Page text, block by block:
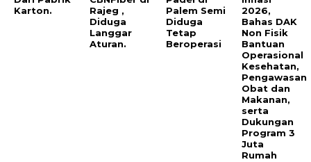
Karton.
Rajeg ,
Diduga
Langgar
Aturan.
Palem Semi
Diduga
Tetap
Beroperasi
2026,
Bahas DAK
Non Fisik
Bantuan
Operasional
Kesehatan,
Pengawasan
Obat dan
Makanan,
serta
Dukungan
Program 3
Juta
Rumah